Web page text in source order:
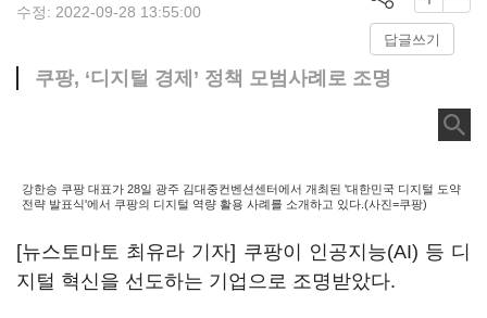
수정: 2022-09-28 13:55:00
답글쓰기
쿠팡, ‘디지털 경제’ 정책 모범사례로 조명
강한승 쿠팡 대표가 28일 광주 김대중컨벤션센터에서 개최된 '대한민국 디지털 도약
전략 발표식'에서 쿠팡의 디지털 역량 활용 사례를 소개하고 있다.(사진=쿠팡)
[뉴스토마토 최유라 기자] 쿠팡이 인공지능(AI) 등 디
지털 혁신을 선도하는 기업으로 조명받았다.